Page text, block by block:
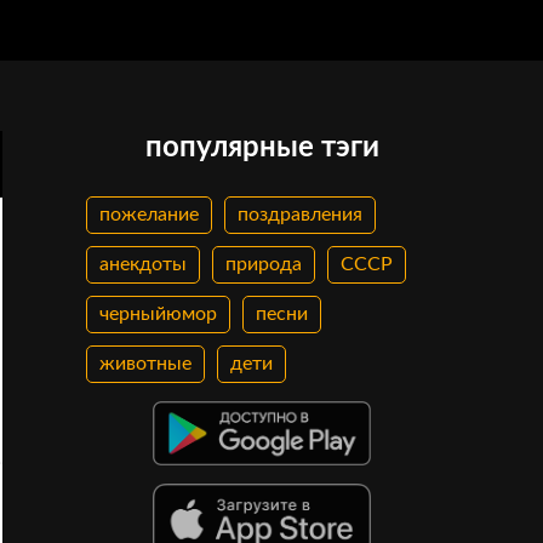
популярные тэги
пожелание поздравления
анекдоты природа СССР
черныйюмор песни
животные дети